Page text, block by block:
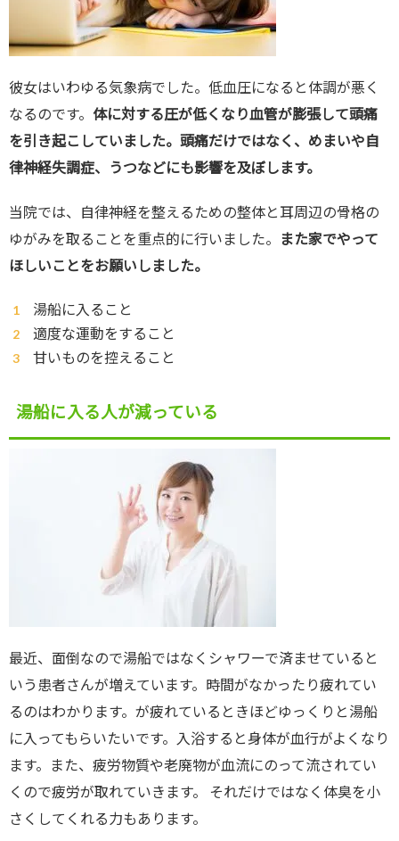
彼女はいわゆる気象病でした。低血圧になると体調が悪く
なるのです。 体に対する圧が低くなり血管が膨張して頭痛
を引き起こしていました。頭痛だけではなく、めまいや自
律神経失調症、うつなどにも影響を及ぼします。
当院では、自律神経を整えるための整体と耳周辺の骨格の
ゆがみを取ることを重点的に行いました。
また家でやって
ほしいことをお願いしました。
湯船に入ること
適度な運動をすること
甘いものを控えること
湯船に入る人が減っている
最近、面倒なので湯船ではなくシャワーで済ませていると
いう患者さんが増えています。時間がなかったり疲れてい
るのはわかります。が疲れているときほどゆっくりと湯船
に入ってもらいたいです。入浴すると身体が血行がよくなり
ます。また、疲労物質や老廃物が血流にのって流されてい
くので疲労が取れていきます。 それだけではなく体臭を小
さくしてくれる力もあります。